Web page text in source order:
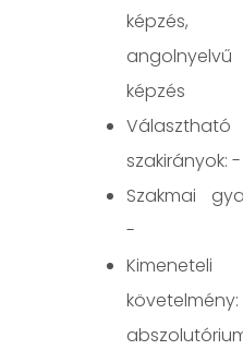
képzés,
angolnyelvű
képzés
Választható
szakirányok: -
Szakmai
-
Kimeneteli
követelmény: